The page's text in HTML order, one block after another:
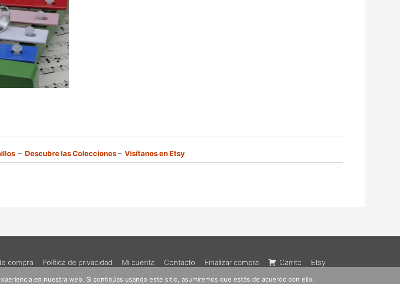
– Descubre las Colecciones– Visítanos en Etsy
compra Política de privacidad Mi cuenta Contacto Finalizar compra Carrito Etsy
en nuestra web. Si continúas usando este sitio, asumiremos que estás de acuerdo con ello.